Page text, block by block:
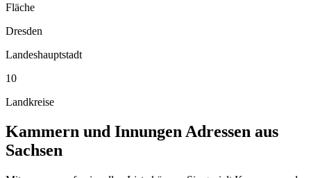
Fläche
Dresden
Landeshauptstadt
10
Landkreise
Kammern und Innungen Adressen aus
Sachsen